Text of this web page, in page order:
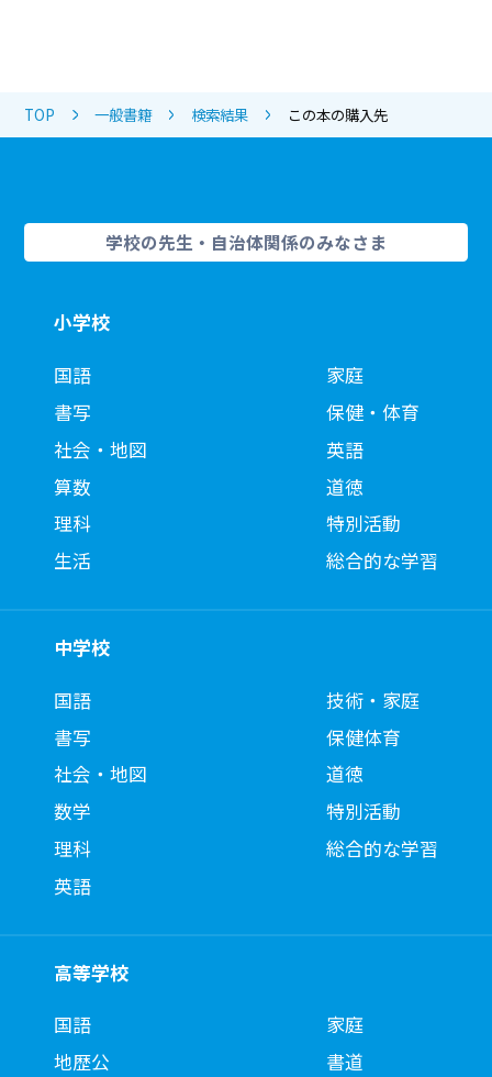
TOP 一般書籍 検索結果 この本の購入先
学校の先生・自治体関係のみなさま
小学校
国語
書写
社会・地図
算数
理科
生活
家庭
保健・体育
英語
道徳
特別活動
総合的な学習
中学校
国語
書写
社会・地図
数学
理科
英語
技術・家庭
保健体育
道徳
特別活動
総合的な学習
高等学校
国語
地歴公
家庭
書道